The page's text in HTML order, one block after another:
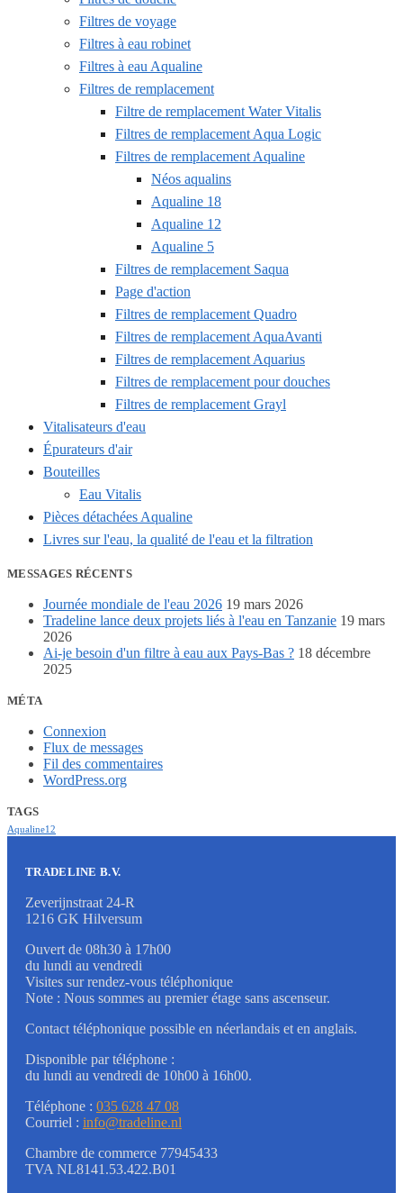
Filtres de voyage
Filtres à eau robinet
Filtres à eau Aqualine
Filtres de remplacement
Filtre de remplacement Water Vitalis
Filtres de remplacement Aqua Logic
Filtres de remplacement Aqualine
Néos aqualins
Aqualine 18
Aqualine 12
Aqualine 5
Filtres de remplacement Saqua
Page d'action
Filtres de remplacement Quadro
Filtres de remplacement AquaAvanti
Filtres de remplacement Aquarius
Filtres de remplacement pour douches
Filtres de remplacement Grayl
Vitalisateurs d'eau
Épurateurs d'air
Bouteilles
Eau Vitalis
Pièces détachées Aqualine
Livres sur l'eau, la qualité de l'eau et la filtration
MESSAGES RÉCENTS
Journée mondiale de l'eau 2026 19 mars 2026
Tradeline lance deux projets liés à l'eau en Tanzanie 19 mars
2026
Ai-je besoin d'un filtre à eau aux Pays-Bas ? 18 décembre
2025
MÉTA
Connexion
Flux de messages
Fil des commentaires
WordPress.org
TAGS
Aqualine12
TRADELINE B.V.
Zeverijnstraat 24-R
1216 GK Hilversum
Ouvert de 08h30 à 17h00
du lundi au vendredi
Visites sur rendez-vous téléphonique
Note : Nous sommes au premier étage sans ascenseur.
Contact téléphonique possible en néerlandais et en anglais.
Disponible par téléphone :
du lundi au vendredi de 10h00 à 16h00.
Téléphone : 035 628 47 08
Courriel : info@tradeline.nl
Chambre de commerce 77945433
TVA NL8141.53.422.B01